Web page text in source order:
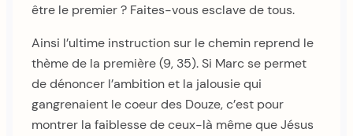
être le premier ? Faites-vous esclave de tous.
Ainsi l’ultime instruction sur le chemin reprend le
thème de la première (9, 35). Si Marc se permet
de dénoncer l’ambition et la jalousie qui
gangrenaient le coeur des Douze, c’est pour
montrer la faiblesse de ceux-là même que Jésus